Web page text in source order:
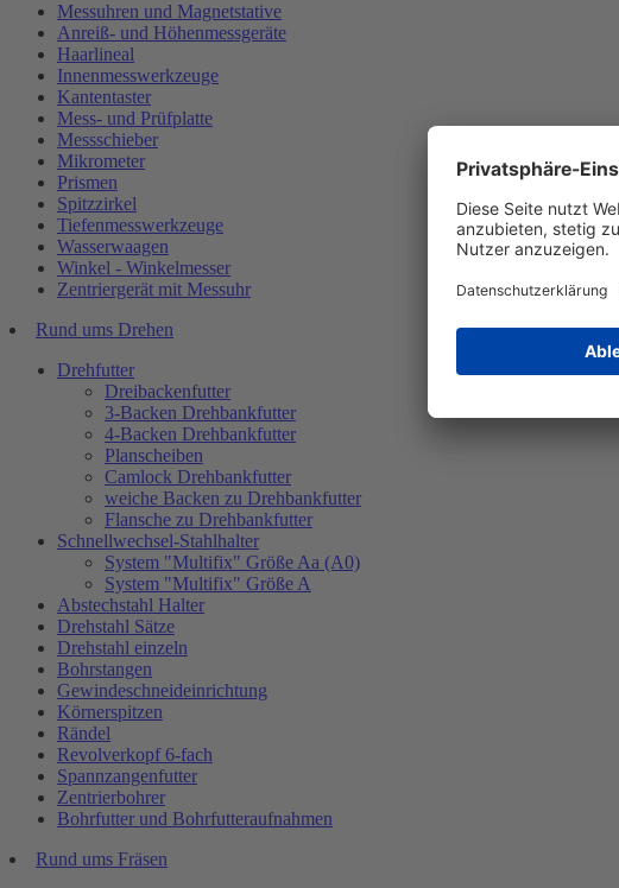
Messuhren und Magnetstative
Anreiß- und Höhenmessgeräte
Haarlineal
Innenmesswerkzeuge
Kantentaster
Mess- und Prüfplatte
Messschieber
Mikrometer
Prismen
Spitzzirkel
Tiefenmesswerkzeuge
Wasserwaagen
Winkel - Winkelmesser
Zentriergerät mit Messuhr
Rund ums Drehen
Drehfutter
Dreibackenfutter
3-Backen Drehbankfutter
4-Backen Drehbankfutter
Planscheiben
Camlock Drehbankfutter
weiche Backen zu Drehbankfutter
Flansche zu Drehbankfutter
Schnellwechsel-Stahlhalter
System "Multifix" Größe Aa (A0)
System "Multifix" Größe A
Abstechstahl Halter
Drehstahl Sätze
Drehstahl einzeln
Bohrstangen
Gewindeschneideinrichtung
Körnerspitzen
Rändel
Revolverkopf 6-fach
Spannzangenfutter
Zentrierbohrer
Bohrfutter und Bohrfutteraufnahmen
Rund ums Fräsen